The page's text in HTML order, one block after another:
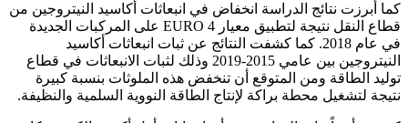
كما أبرزت نتائج الدراسة انخفاض في انبعاثات أكاسيد النيتروجين من
قطاع النقل نتيجة لتطبيق معيار EURO 4 على المركبات الجديدة
في عام 2018. كما كشفت النتائج عن ثبات انبعاثات أكاسيد
النيتروجين بين عامي 2015-2019 وذلك لثبات الانبعاثات في قطاع
توليد الطاقة ومن المتوقع أن تنخفض هذه الملوثات بنسبة كبيرة
نتيجة لتشغيل محطة براكة لإنتاج الطاقة النووية السلمية والنظيفة.